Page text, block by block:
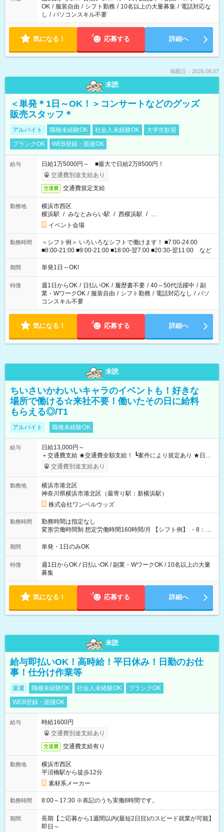
OK / 服装自由 / シフト勤務 / 10名以上の大量募集 / 電話対応な
し / パソコンスキル不要
気になる！ 応募する 詳細へ
掲載日：2026.08.07
未読
＜単発＊1日～OK！＞コンサートなどのグッズ
販売スタッフ＊
アルバイト 職種未経験OK 社会人未経験OK
大学生歓迎
ブランクOK
WEB登録・面接OK
給与
日給1万5000円～ ■最大で日給2万8500円！
交通費別途支給あり
交通費 交通費規定支給
勤務地
横浜市西区
横浜駅 / みなとみらい駅 / 西横浜駅 / …
イベント会場
勤務時間
＜シフト例＞ いろいろなシフトで働けます！ ■7:00-24:00
■8:00-21:00 ■9:00-21:00 ■18:00-翌7:00 ■20:30-翌11:00 など
期間 単発1日～OK!
特徴 週1日からOK / 日払いOK / 履歴書不要 / 40～50代活躍中 / 副
業・WワークOK / 服装自由 / シフト勤務 / 電話対応なし / パソ
コンスキル不要
気になる！ 応募する 詳細へ
未読
ちいさいかわいいキャラのイベントも！好きな
場所で働ける☆来社不要！働いたその日に給料
もらえる◎/T1
アルバイト 職種未経験OK
給与
日給13,000円～
＋交通費支給 ★交通費全額支給！ ┗案件により規定あり ★日払
いOK！（規定あり） ┗働いたその日に現金GET♪ お仕事後はコ
ンビニATMから 日払い分を引き落とせます！ 【試用期間】試
交通費別途支給あり
勤務地
横浜市港北区
神奈川県横浜市港北区（最寄り駅：新横浜駅）
株式会社ワンベルウッズ
勤務時間
勤務時間は指定なし
変形労働時間制 想定労働時間160時間/月 【シフト例】 ・8：00
～21：00
期間 単発・1日のみOK
特徴
週1日からOK / 日払いOK / 副業・WワークOK / 10名以上の大量
募集
気になる！ 応募する 詳細へ
未読
給与即払いOK！高時給！平日休み！日勤のお仕
事！仕分け作業等
派遣 職種未経験OK 社会人未経験OK
ブランクOK
WEB登録・面接OK
給与
時給1600円
交通費別途支給あり
交通費 交通費支給有り
勤務地
横浜市西区
平沼橋駅から徒歩12分
素材系メーカー
勤務時間 8:00～17:30 ※表記のうち実働8時間です。
期間
長期【ご応募から1週間以内(最短2日目)のスピード就業が可能】
即日～